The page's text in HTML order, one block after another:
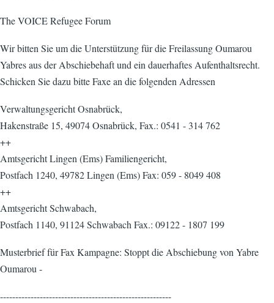
The VOICE Refugee Forum
Wir bitten Sie um die Unterstützung für die Freilassung Oumarou
Yabres aus der Abschiebehaft und ein dauerhaftes Aufenthaltsrecht.
Schicken Sie dazu bitte Faxe an die folgenden Adressen
Verwaltungsgericht Osnabrück,
Hakenstraße 15, 49074 Osnabrück, Fax.: 0541 - 314 762
++
Amtsgericht Lingen (Ems) Familiengericht,
Postfach 1240, 49782 Lingen (Ems) Fax: 059 - 8049 408
++
Amtsgericht Schwabach,
Postfach 1140, 91124 Schwabach Fax.: 09122 - 1807 199
Musterbrief für Fax Kampagne: Stoppt die Abschiebung von Yabre
Oumarou -
--------------------------------------------------------